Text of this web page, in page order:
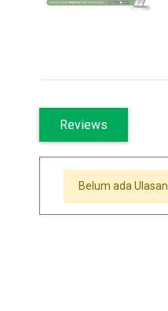
Reviews
Belum ada Ulasan